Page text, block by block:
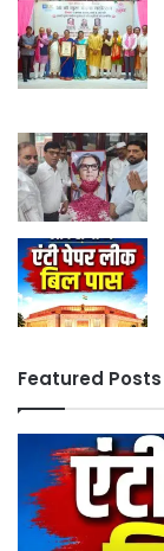
Featured Posts
Sawan
2026:
गुरु
पूर्णिमा